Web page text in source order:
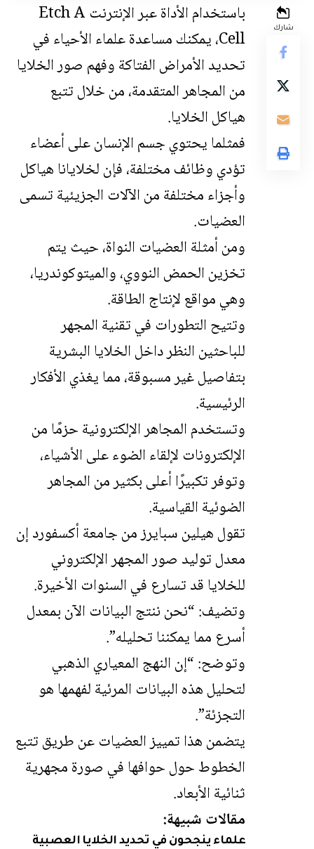
شارك
باستخدام الأداة عبر الإنترنت Etch A
Cell، يمكنك مساعدة علماء الأحياء في
تحديد الأمراض الفتاكة وفهم صور الخلايا
من المجاهر المتقدمة، من خلال تتبع
هياكل الخلايا.
فمثلما يحتويجسم الإنسانعلى أعضاء
تؤدي وظائف مختلفة، فإن لخلايانا هياكل
وأجزاء مختلفة من الآلات الجزيئية تسمى
العضيات.
ومن أمثلة العضيات النواة، حيث يتم
تخزين الحمض النووي، والميتوكوندريا،
وهي مواقع لإنتاج الطاقة.
وتتيح التطورات في تقنية المجهر
للباحثين النظر داخل الخلايا البشرية
بتفاصيل غير مسبوقة، مما يغذي الأفكار
الرئيسية.
وتستخدم المجاهر الإلكترونية حزمًا من
الإلكترونات لإلقاء الضوء على الأشياء،
وتوفر تكبيرًا أعلى بكثير من المجاهر
الضوئية القياسية.
تقول هيلين سبايرز من جامعة أكسفورد إن
معدل توليد صور المجهر الإلكتروني
للخلايا قد تسارع في السنوات الأخيرة.
وتضيف: “نحن ننتج البيانات الآن بمعدل
أسرع مما يمكننا تحليله”.
وتوضح: “إن النهج المعياري الذهبي
لتحليل هذه البيانات المرئية لفهمها هو
التجزئة”.
يتضمن هذا تمييز العضيات عن طريق تتبع
الخطوط حول حوافها في صورة مجهرية
ثنائية الأبعاد.
مقالات شبيهة:
علماء ينجحون في تحديد الخلايا العصبية